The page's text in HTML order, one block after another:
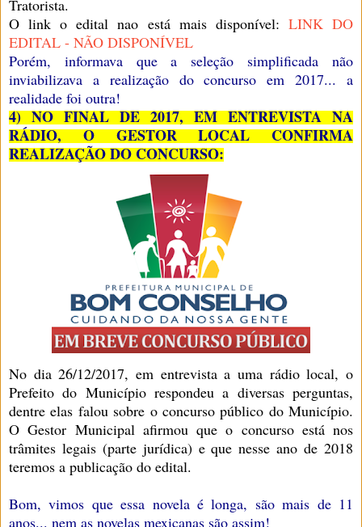
Tratorista.
O link o edital nao está mais disponível: LINK DO
EDITAL - NÃO DISPONÍVEL
Porém, informava que a seleção simplificada não
inviabilizava a realização do concurso em 2017... a
realidade foi outra!
4) NO FINAL DE 2017, EM ENTREVISTA NA
RÁDIO, O GESTOR LOCAL CONFIRMA
REALIZAÇÃO DO CONCURSO:
No dia 26/12/2017, em entrevista a uma rádio local, o
Prefeito do Município respondeu a diversas perguntas,
dentre elas falou sobre o concurso público do Município.
O Gestor Municipal afirmou que o concurso está nos
trâmites legais (parte jurídica) e que nesse ano de 2018
teremos a publicação do edital.
Bom, vimos que essa novela é longa, são mais de 11
anos... nem as novelas mexicanas são assim!